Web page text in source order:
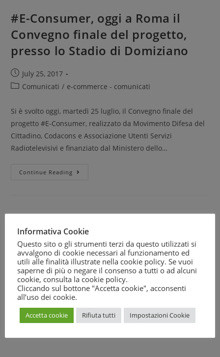
#E-Consumer, oggi a Roma il
Convegno finale del progetto,
presso lo Stadio di Domiziano
July 25, 2017
Comunicati / e-commerce - comunicati
Si è svolto oggi, martedì 25 luglio, il Convegno finale del
progetto #E-Consumer, realizzato da Movimento Difesa del
Cittadino, Codacons e Associazione Utenti Servizi
Radiotelevisivi e finanziato dal Ministero dello…
Continue Reading
Informativa Cookie
Questo sito o gli strumenti terzi da questo utilizzati si
avvalgono di cookie necessari al funzionamento ed
utili alle finalità illustrate nella cookie policy. Se vuoi
saperne di più o negare il consenso a tutti o ad alcuni
cookie, consulta la cookie policy.
Cliccando sul bottone "Accetta cookie", acconsenti
all’uso dei cookie.
Accetta cookie Rifiuta tutti Impostazioni Cookie